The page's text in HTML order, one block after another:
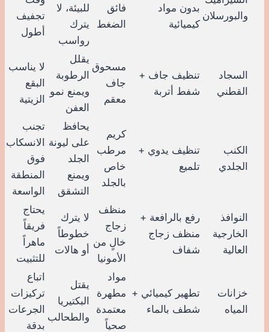
والبورسلان
بدون مواد
كيميائية
فائق
الضغط
للبيئة، لا
يترك
رواسب
تجفيف
أطول
السجاد
القطني
تنظيف جاف +
شفط أتربة
مسحوق
جاف
معقم
يقلل
الرطوبة
ويمنع نمو
العفن
لا يناسب
البقع
الزيتية
الكنب
الجلدي
تنظيف يدوي +
تلميع
كريم
مرطب
خاص
بالجلد
يحافظ
على ليونة
الجلد
ويمنع
التشقق
تجنب
الانسكاب
فوق
المنطقة
الواسعة
النوافذ
الخارجية
العالية
رفع بالرافعة +
منظف زجاج
شفاف
منظف
زجاج
خالٍ من
الأمونيا
لا يترك
خطوطاً
أو هالات
يحتاج
فريقاً
ماهراً
للتثبيت
خزانات
المياه
تطهير كيميائي +
شطف بالماء
مواد
مطهرة
معتمدة
صحياً
يقتل
البكتيريا
والطحالب
اتباع
تركيزات
الجرعات
بدقة